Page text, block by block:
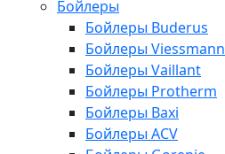
Бойлеры
Бойлеры Buderus
Бойлеры Viessmann
Бойлеры Vaillant
Бойлеры Protherm
Бойлеры Baxi
Бойлеры ACV